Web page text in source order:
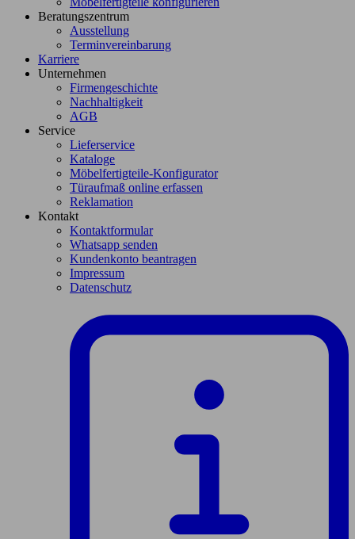
Beratungszentrum
Ausstellung
Terminvereinbarung
Karriere
Unternehmen
Firmengeschichte
Nachhaltigkeit
AGB
Service
Lieferservice
Kataloge
Möbelfertigteile-Konfigurator
Türaufmaß online erfassen
Reklamation
Kontakt
Kontaktformular
Whatsapp senden
Kundenkonto beantragen
Impressum
Datenschutz